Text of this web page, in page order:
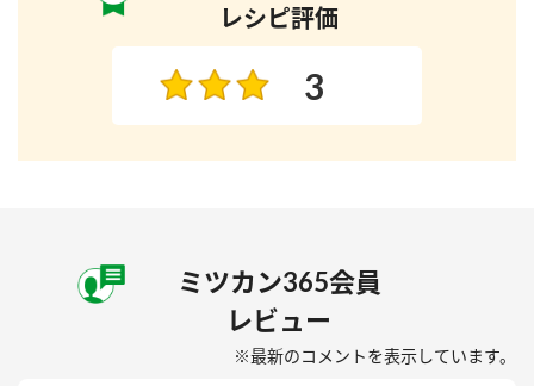
レシピ評価
3
ミツカン365会員
レビュー
※最新のコメントを表示しています。